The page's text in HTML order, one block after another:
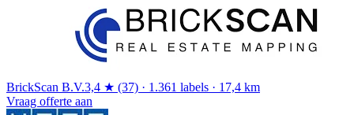
BrickScan B.V.3,4 ★ (37) · 1.361 labels · 17,4 km
Vraag offerte aan